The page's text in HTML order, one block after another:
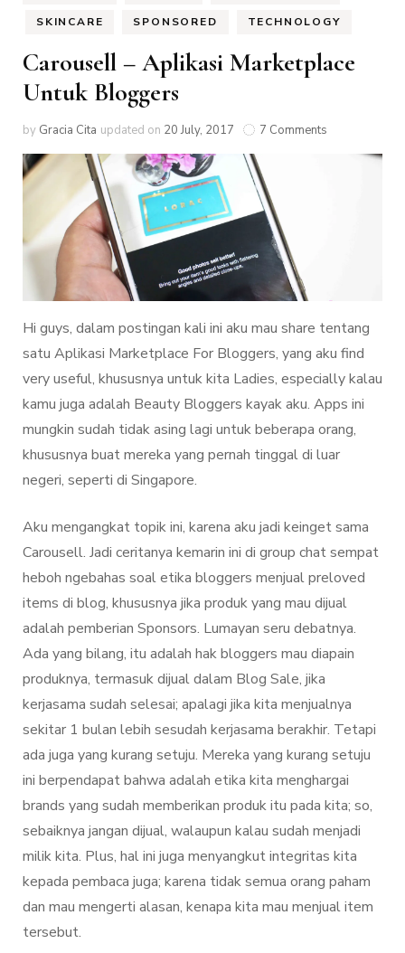
SKINCARE SPONSORED TECHNOLOGY
Carousell – Aplikasi Marketplace
Untuk Bloggers
by Gracia Cita updated on 20 July, 2017 7 Comments
Hi guys, dalam postingan kali ini aku mau share tentang
satu Aplikasi Marketplace For Bloggers, yang aku find
very useful, khususnya untuk kita Ladies, especially kalau
kamu juga adalah Beauty Bloggers kayak aku. Apps ini
mungkin sudah tidak asing lagi untuk beberapa orang,
khususnya buat mereka yang pernah tinggal di luar
negeri, seperti di Singapore.
Aku mengangkat topik ini, karena aku jadi keinget sama
Carousell. Jadi ceritanya kemarin ini di group chat sempat
heboh ngebahas soal etika bloggers menjual preloved
items di blog, khususnya jika produk yang mau dijual
adalah pemberian Sponsors. Lumayan seru debatnya.
Ada yang bilang, itu adalah hak bloggers mau diapain
produknya, termasuk dijual dalam Blog Sale, jika
kerjasama sudah selesai; apalagi jika kita menjualnya
sekitar 1 bulan lebih sesudah kerjasama berakhir. Tetapi
ada juga yang kurang setuju. Mereka yang kurang setuju
ini berpendapat bahwa adalah etika kita menghargai
brands yang sudah memberikan produk itu pada kita; so,
sebaiknya jangan dijual, walaupun kalau sudah menjadi
milik kita. Plus, hal ini juga menyangkut integritas kita
kepada pembaca juga; karena tidak semua orang paham
dan mau mengerti alasan, kenapa kita mau menjual item
tersebut.